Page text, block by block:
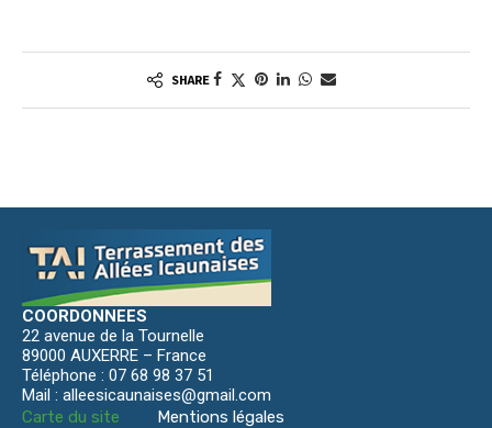
SHARE
COORDONNEES
22 avenue de la Tournelle
89000 AUXERRE – France
Téléphone : 07 68 98 37 51
Mail : alleesicaunaises@gmail.com
Carte du site
Mentions légales